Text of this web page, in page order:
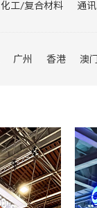
化工/复合材料 通讯
广州 香港 澳门